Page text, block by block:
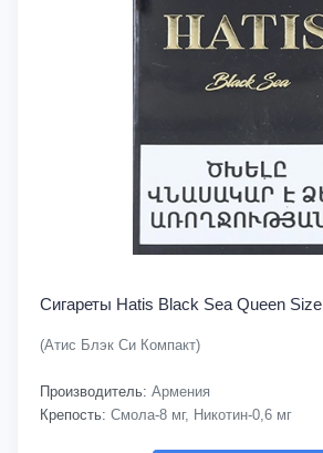
Сигареты Hatis Black Sea Queen Size
(Атис Блэк Си Компакт)
Производитель: Армения
Крепость: Смола-8 мг, Никотин-0,6 мг